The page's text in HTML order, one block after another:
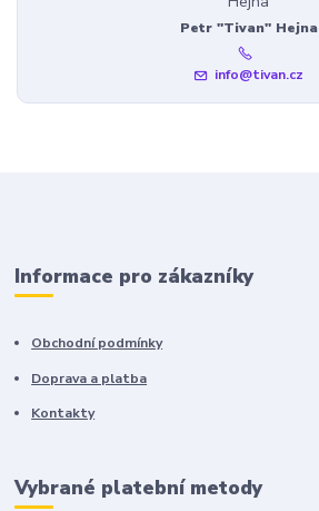
Petr "Tivan" Hejna
info@tivan.cz
Informace pro zákazníky
Obchodní podmínky
Doprava a platba
Kontakty
Vybrané platební metody